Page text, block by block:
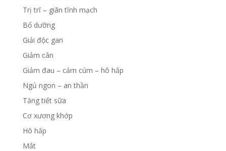
Trị trĩ – giãn tĩnh mạch
Bổ dưỡng
Giải độc gan
Giảm cân
Giảm đau – cảm cúm – hô hấp
Ngủ ngon – an thần
Tăng tiết sữa
Cơ xương khớp
Hô hấp
Mắt